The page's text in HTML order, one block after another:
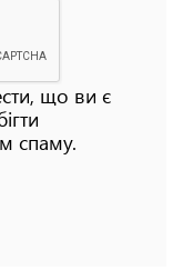
що ви є
спаму.